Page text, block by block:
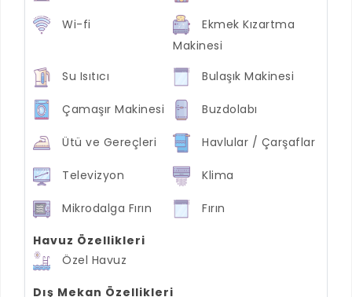
Wi-fi
Ekmek Kızartma
Makinesi
Su Isıtıcı
Bulaşık Makinesi
Çamaşır Makinesi Buzdolabı
Ütü ve Gereçleri Havlular / Çarşaflar
Televizyon Klima
Mikrodalga Fırın Fırın
Havuz Özellikleri
Özel Havuz
Dış Mekan Özellikleri